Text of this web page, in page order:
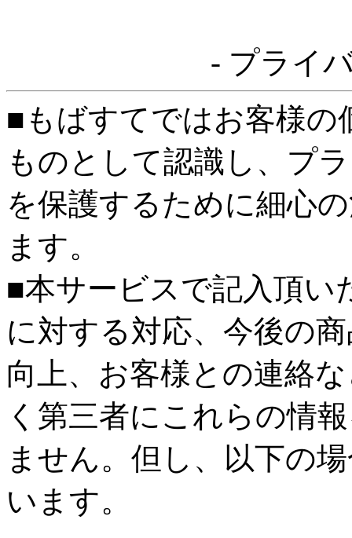
- プライ
■もばすてではお客様の
ものとして認識し、プ
を保護するために細心
ます。
■本サービスで記入頂い
に対する対応、今後の
向上、お客様との連絡
く第三者にこれらの情
ません。但し、以下の
います。